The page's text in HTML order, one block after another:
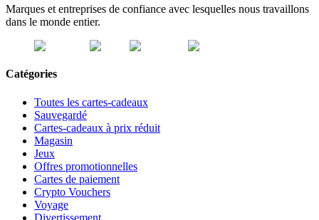
Marques et entreprises de confiance avec lesquelles nous travaillons
dans le monde entier.
Catégories
Toutes les cartes-cadeaux
Sauvegardé
Cartes-cadeaux à prix réduit
Magasin
Jeux
Offres promotionnelles
Cartes de paiement
Crypto Vouchers
Voyage
Divertissement